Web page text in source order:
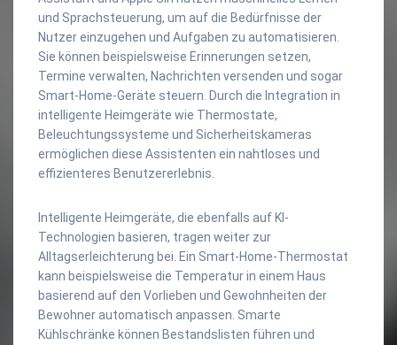
und Sprachsteuerung, um auf die Bedürfnisse der
Nutzer einzugehen und Aufgaben zu automatisieren.
Sie können beispielsweise Erinnerungen setzen,
Termine verwalten, Nachrichten versenden und sogar
Smart-Home-Geräte steuern. Durch die Integration in
intelligente Heimgeräte wie Thermostate,
Beleuchtungssysteme und Sicherheitskameras
ermöglichen diese Assistenten ein nahtloses und
effizienteres Benutzererlebnis.
Intelligente Heimgeräte, die ebenfalls auf KI-
Technologien basieren, tragen weiter zur
Alltagserleichterung bei. Ein Smart-Home-Thermostat
kann beispielsweise die Temperatur in einem Haus
basierend auf den Vorlieben und Gewohnheiten der
Bewohner automatisch anpassen. Smarte
Kühlschränke können Bestandslisten führen und